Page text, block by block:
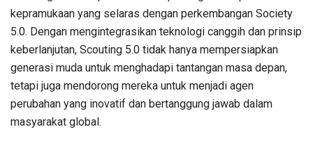
kepramukaan yang selaras dengan perkembangan Society
5.0. Dengan mengintegrasikan teknologi canggih dan prinsip
keberlanjutan, Scouting 5.0 tidak hanya mempersiapkan
generasi muda untuk menghadapi tantangan masa depan,
tetapi juga mendorong mereka untuk menjadi agen
perubahan yang inovatif dan bertanggung jawab dalam
masyarakat global.